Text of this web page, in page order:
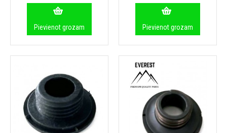
Pievienot grozam Pievienot grozam